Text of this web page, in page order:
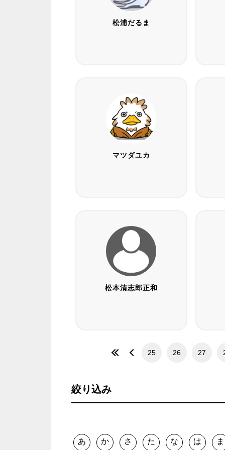
松浦だるま
マツダユカ
松本清志郎正和
25 26 27
絞り込み
あ か さ た な は ま